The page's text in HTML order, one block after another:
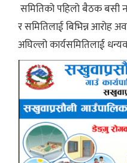
समितिको पहिलो बैठक बसी
र समितिलाई बिभिन्न आरोह
अघिल्लो कार्यसमितिलाई